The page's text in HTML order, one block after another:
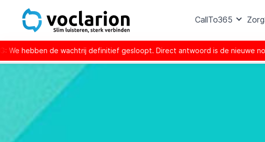
CallTo365
de wachtrij definitief gesloopt. Direct antwoord is de nieuwe norm. •
Hoe kies ik een nieuwe VoIP provider? Technische mogelijkheden van